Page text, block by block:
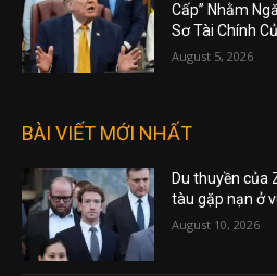
Cấp” Nhằm
Sơ Tài Chính
August 5, 2026
BÀI VIẾT MỚI NHẤT
Du thuyền của
tàu gặp nạn ở
August 10, 2026